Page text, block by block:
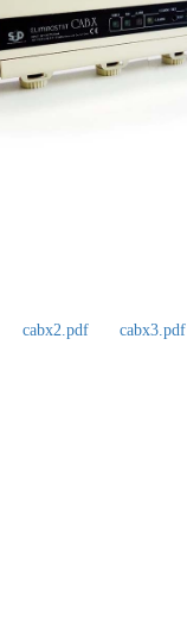
cabx2.pdf cabx3.pdf